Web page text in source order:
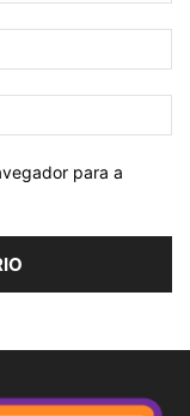
para a